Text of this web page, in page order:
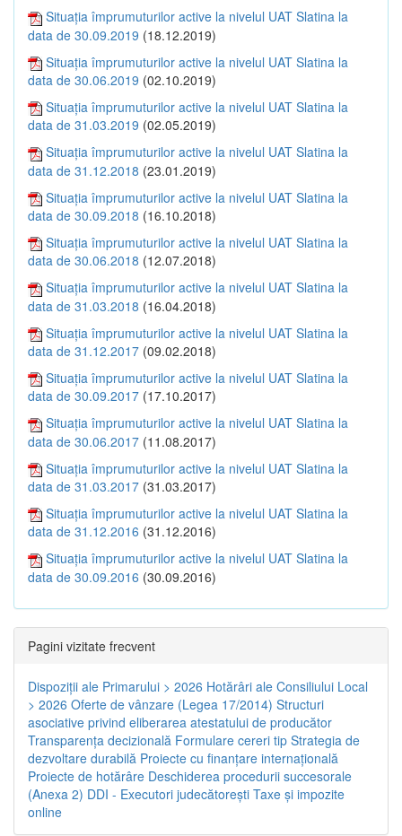
Situația împrumuturilor active la nivelul UAT Slatina la
data de 30.09.2019 (18.12.2019)
Situația împrumuturilor active la nivelul UAT Slatina la
data de 30.06.2019 (02.10.2019)
Situația împrumuturilor active la nivelul UAT Slatina la
data de 31.03.2019 (02.05.2019)
Situația împrumuturilor active la nivelul UAT Slatina la
data de 31.12.2018 (23.01.2019)
Situația împrumuturilor active la nivelul UAT Slatina la
data de 30.09.2018 (16.10.2018)
Situația împrumuturilor active la nivelul UAT Slatina la
data de 30.06.2018 (12.07.2018)
Situația împrumuturilor active la nivelul UAT Slatina la
data de 31.03.2018 (16.04.2018)
Situația împrumuturilor active la nivelul UAT Slatina la
data de 31.12.2017 (09.02.2018)
Situația împrumuturilor active la nivelul UAT Slatina la
data de 30.09.2017 (17.10.2017)
Situația împrumuturilor active la nivelul UAT Slatina la
data de 30.06.2017 (11.08.2017)
Situația împrumuturilor active la nivelul UAT Slatina la
data de 31.03.2017 (31.03.2017)
Situația împrumuturilor active la nivelul UAT Slatina la
data de 31.12.2016 (31.12.2016)
Situația împrumuturilor active la nivelul UAT Slatina la
data de 30.09.2016 (30.09.2016)
Pagini vizitate frecvent
Dispoziţii ale Primarului > 2026 Hotărâri ale Consiliului Local
> 2026 Oferte de vânzare (Legea 17/2014) Structuri
asociative privind eliberarea atestatului de producător
Transparenţa decizională Formulare cereri tip Strategia de
dezvoltare durabilă Proiecte cu finanţare internaţională
Proiecte de hotărâre Deschiderea procedurii succesorale
(Anexa 2) DDI - Executori judecătorești Taxe şi impozite
online